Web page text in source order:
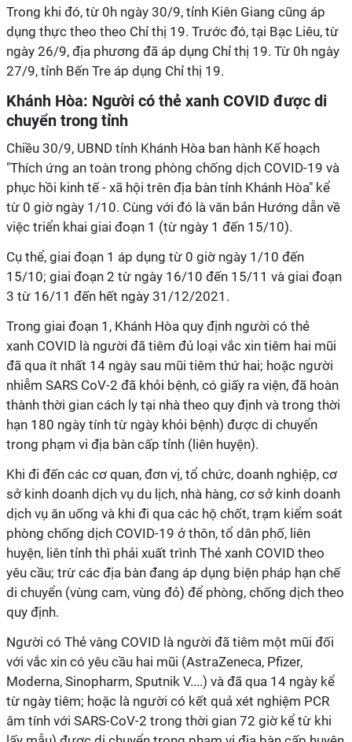
Trong khi đó, từ 0h ngày 30/9, tỉnh Kiên Giang cũng áp
dụng thực theo theo Chỉ thị 19. Trước đó, tại Bạc Liêu, từ
ngày 26/9, địa phương đã áp dụng Chỉ thị 19. Từ 0h ngày
27/9, tỉnh Bến Tre áp dụng Chỉ thị 19.
Khánh Hòa: Người có thẻ xanh COVID được di
chuyển trong tỉnh
Chiều 30/9, UBND tỉnh Khánh Hòa ban hành Kế hoạch
"Thích ứng an toàn trong phòng chống dịch COVID-19 và
phục hồi kinh tế - xã hội trên địa bàn tỉnh Khánh Hòa" kể
từ 0 giờ ngày 1/10. Cùng với đó là văn bản Hướng dẫn về
việc triển khai giai đoạn 1 (từ ngày 1 đến 15/10).
Cụ thể, giai đoạn 1 áp dụng từ 0 giờ ngày 1/10 đến
15/10; giai đoạn 2 từ ngày 16/10 đến 15/11 và giai đoạn
3 từ 16/11 đến hết ngày 31/12/2021.
Trong giai đoạn 1, Khánh Hòa quy định người có thẻ
xanh COVID là người đã tiêm đủ loại vắc xin tiêm hai mũi
đã qua ít nhất 14 ngày sau mũi tiêm thứ hai; hoặc người
nhiễm SARS CoV-2 đã khỏi bệnh, có giấy ra viện, đã hoàn
thành thời gian cách ly tại nhà theo quy định và trong thời
hạn 180 ngày tính từ ngày khỏi bệnh) được di chuyển
trong phạm vi địa bàn cấp tỉnh (liên huyện).
Khi đi đến các cơ quan, đơn vị, tổ chức, doanh nghiệp, cơ
sở kinh doanh dịch vụ du lịch, nhà hàng, cơ sở kinh doanh
dịch vụ ăn uống và khi đi qua các hộ chốt, trạm kiểm soát
phòng chống dịch COVID-19 ở thôn, tổ dân phố, liên
huyện, liên tỉnh thì phải xuất trình Thẻ xanh COVID theo
yêu cầu; trừ các địa bàn đang áp dụng biện pháp hạn chế
di chuyển (vùng cam, vùng đỏ) để phòng, chống dịch theo
quy định.
Người có Thẻ vàng COVID là người đã tiêm một mũi đối
với vắc xin có yêu cầu hai mũi (AstraZeneca, Pfizer,
Moderna, Sinopharm, Sputnik V....) và đã qua 14 ngày kể
từ ngày tiêm; hoặc là người có kết quả xét nghiệm PCR
âm tính với SARS-CoV-2 trong thời gian 72 giờ kể từ khi